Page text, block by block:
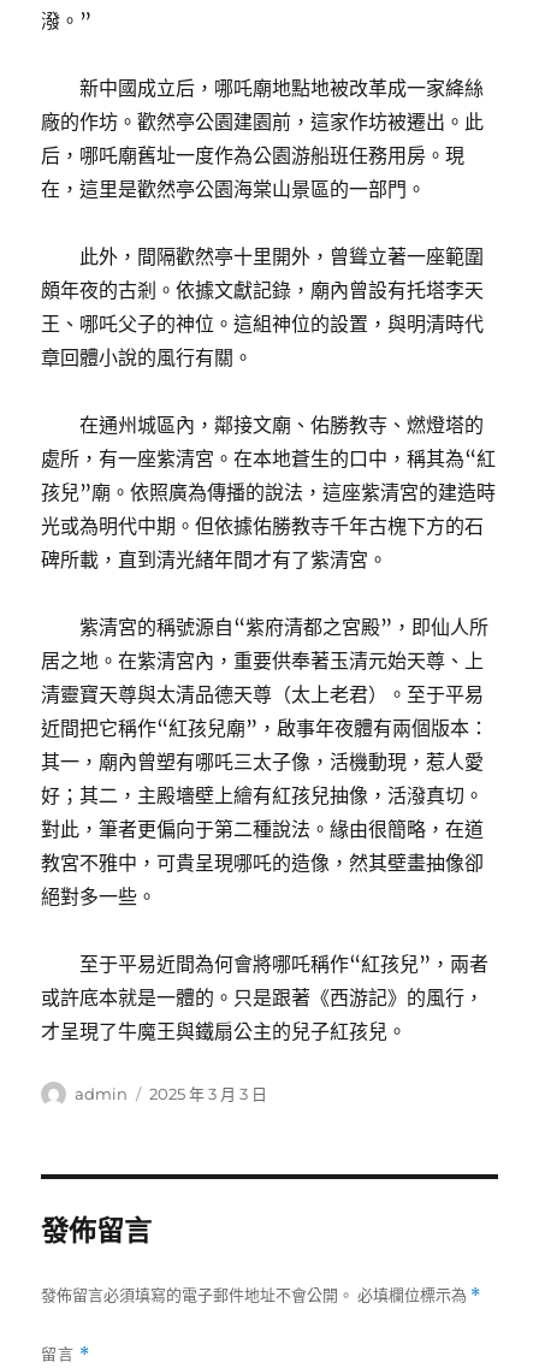
潑。”
新中國成立后，哪吒廟地點地被改革成一家絳絲
廠的作坊。歡然亭公園建園前，這家作坊被遷出。此
后，哪吒廟舊址一度作為公園游船班任務用房。現
在，這里是歡然亭公園海棠山景區的一部門。
此外，間隔歡然亭十里開外，曾聳立著一座範圍
頗年夜的古剎。依據文獻記錄，廟內曾設有托塔李天
王、哪吒父子的神位。這組神位的設置，與明清時代
章回體小說的風行有關。
在通州城區內，鄰接文廟、佑勝教寺、燃燈塔的
處所，有一座紫清宮。在本地蒼生的口中，稱其為“紅
孩兒”廟。依照廣為傳播的說法，這座紫清宮的建造時
光或為明代中期。但依據佑勝教寺千年古槐下方的石
碑所載，直到清光緒年間才有了紫清宮。
紫清宮的稱號源自“紫府清都之宮殿”，即仙人所
居之地。在紫清宮內，重要供奉著玉清元始天尊、上
清靈寶天尊與太清品德天尊（太上老君）。至于平易
近間把它稱作“紅孩兒廟”，啟事年夜體有兩個版本：
其一，廟內曾塑有哪吒三太子像，活機動現，惹人愛
好；其二，主殿墻壁上繪有紅孩兒抽像，活潑真切。
對此，筆者更偏向于第二種說法。緣由很簡略，在道
教宮不雅中，可貴呈現哪吒的造像，然其壁畫抽像卻
絕對多一些。
至于平易近間為何會將哪吒稱作“紅孩兒”，兩者
或許底本就是一體的。只是跟著《西游記》的風行，
才呈現了牛魔王與鐵扇公主的兒子紅孩兒。
作
admin
發
2025 年 3 月 3 日
發佈留言
發佈留言必須填寫的電子郵件地址不會公開。 必填欄位標示為 *
留言 *